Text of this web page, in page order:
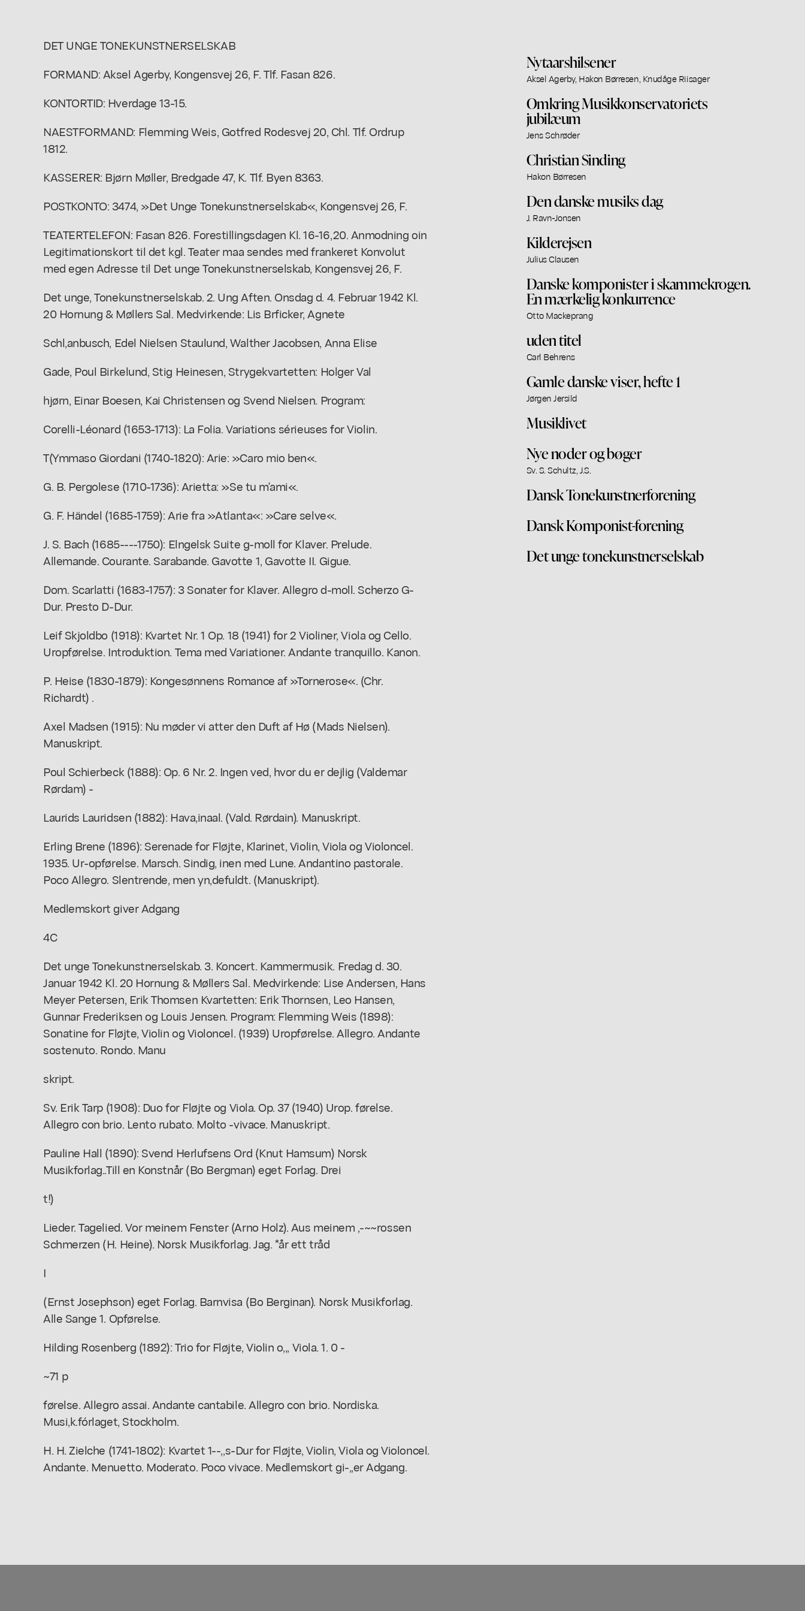
DET UNGE TONEKUNSTNERSELSKAB
FORMAND: Aksel Agerby, Kongensvej 26, F. Tlf. Fasan 826.
KONTORTID: Hverdage 13-15.
NAESTFORMAND: Flemming Weis, Gotfred Rodesvej 20, Chl. Tlf. Ordrup
1812.
KASSERER: Bjørn Møller, Bredgade 47, K. Tlf. Byen 8363.
POSTKONTO: 3474, »Det Unge Tonekunstnerselskab«, Kongensvej 26, F.
TEATERTELEFON: Fasan 826. Forestillingsdagen Kl. 16-16,20. Anmodning oin
Legitimationskort til det kgl. Teater maa sendes med frankeret Konvolut
med egen Adresse til Det unge Tonekunstnerselskab, Kongensvej 26, F.
Det unge, Tonekunstnerselskab. 2. Ung Aften. Onsdag d. 4. Februar 1942 Kl.
20 Hornung & Møllers Sal. Medvirkende: Lis Brficker, Agnete
Schl,anbusch, Edel Nielsen Staulund, Walther Jacobsen, Anna Elise
Gade, Poul Birkelund, Stig Heinesen, Strygekvartetten: Holger Val
hjørn, Einar Boesen, Kai Christensen og Svend Nielsen. Program:
Corelli-Léonard (1653-1713): La Folia. Variations sérieuses for Violin.
T(Ymmaso Giordani (1740-1820): Arie: »Caro mio ben«.
G. B. Pergolese (1710-1736): Arietta: »Se tu m'ami«.
G. F. Händel (1685-1759): Arie fra »Atlanta«: »Care selve«.
J. S. Bach (1685----1750): Elngelsk Suite g-moll for Klaver. Prelude.
Allemande. Courante. Sarabande. Gavotte 1, Gavotte II. Gigue.
Dom. Scarlatti (1683-1757): 3 Sonater for Klaver. Allegro d-moll. Scherzo G-
Dur. Presto D-Dur.
Leif Skjoldbo (1918): Kvartet Nr. 1 Op. 18 (1941) for 2 Violiner, Viola og Cello.
Uropførelse. Introduktion. Tema med Variationer. Andante tranquillo. Kanon.
P. Heise (1830-1879): Kongesønnens Romance af »Tornerose«. (Chr.
Richardt) .
Axel Madsen (1915): Nu møder vi atter den Duft af Hø (Mads Nielsen).
Manuskript.
Poul Schierbeck (1888): Op. 6 Nr. 2. Ingen ved, hvor du er dejlig (Valdemar
Rørdam) -
Laurids Lauridsen (1882): Hava,inaal. (Vald. Rørdain). Manuskript.
Erling Brene (1896): Serenade for Fløjte, Klarinet, Violin, Viola og Violoncel.
1935. Ur-opførelse. Marsch. Sindig, inen med Lune. Andantino pastorale.
Poco Allegro. Slentrende, men yn,defuldt. (Manuskript).
Medlemskort giver Adgang
4C
Det unge Tonekunstnerselskab. 3. Koncert. Kammermusik. Fredag d. 30.
Januar 1942 Kl. 20 Hornung & Møllers Sal. Medvirkende: Lise Andersen, Hans
Meyer Petersen, Erik Thomsen Kvartetten: Erik Thornsen, Leo Hansen,
Gunnar Frederiksen og Louis Jensen. Program: Flemming Weis (1898):
Sonatine for Fløjte, Violin og Violoncel. (1939) Uropførelse. Allegro. Andante
sostenuto. Rondo. Manu
skript.
Sv. Erik Tarp (1908): Duo for Fløjte og Viola. Op. 37 (1940) Urop. førelse.
Allegro con brio. Lento rubato. Molto -vivace. Manuskript.
Pauline Hall (1890): Svend Herlufsens Ord (Knut Hamsum) Norsk
Musikforlag..Till en Konstnår (Bo Bergman) eget Forlag. Drei
t!)
Lieder. Tagelied. Vor meinem Fenster (Arno Holz). Aus meinem ,-~~rossen
Schmerzen (H. Heine). Norsk Musikforlag. Jag. *år ett tråd
I
(Ernst Josephson) eget Forlag. Barnvisa (Bo Berginan). Norsk Musikforlag.
Alle Sange 1. Opførelse.
Hilding Rosenberg (1892): Trio for Fløjte, Violin o,,, Viola. 1. 0 -
~71 p
førelse. Allegro assai. Andante cantabile. Allegro con brio. Nordiska.
Musi,k.fórlaget, Stockholm.
H. H. Zielche (1741-1802): Kvartet 1--,,s-Dur for Fløjte, Violin, Viola og Violoncel.
Andante. Menuetto. Moderato. Poco vivace. Medlemskort gi-,,er Adgang.
Nytaarshilsener
Aksel Agerby, Hakon Børresen, Knudåge Riisager
Omkring Musikkonservatoriets
jubilæum
Jens Schrøder
Christian Sinding
Hakon Børresen
Den danske musiks dag
J. Ravn-Jonsen
Kilderejsen
Julius Clausen
Danske komponister i skammekrogen.
En mærkelig konkurrence
Otto Mackeprang
uden titel
Carl Behrens
Gamle danske viser, hefte 1
Jørgen Jersild
Musiklivet
Nye noder og bøger
Sv. S. Schultz, J.S.
Dansk Tonekunstnerforening
Dansk Komponist-forening
Det unge tonekunstnerselskab